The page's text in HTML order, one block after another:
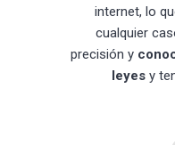
internet, lo
cualquier
precisión y
leyes y